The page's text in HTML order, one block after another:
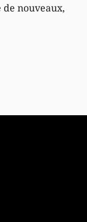
nouveaux,